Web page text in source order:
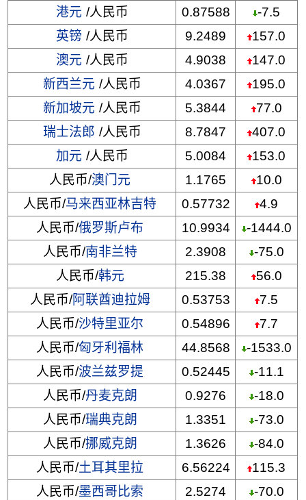
港元 /人民币 0.87588
-7.5
英镑 /人民币 9.2489
157.0
澳元 /人民币 4.9038
147.0
新西兰元 /人民币 4.0367
195.0
新加坡元 /人民币 5.3844
77.0
瑞士法郎 /人民币 8.7847
407.0
加元 /人民币 5.0084
153.0
人民币/澳门元 1.1765
10.0
人民币/马来西亚林吉特 0.57732
4.9
人民币/俄罗斯卢布 10.9934
-1444.0
人民币/南非兰特 2.3908
-75.0
人民币/韩元 215.38
56.0
人民币/阿联酋迪拉姆 0.53753
7.5
人民币/沙特里亚尔 0.54896
7.7
人民币/匈牙利福林 44.8568
-1533.0
人民币/波兰兹罗提 0.52445
-11.1
人民币/丹麦克朗 0.9276
-18.0
人民币/瑞典克朗 1.3351
-73.0
人民币/挪威克朗 1.3626
-84.0
人民币/土耳其里拉 6.56224
115.3
人民币/墨西哥比索 2.5274
-70.0